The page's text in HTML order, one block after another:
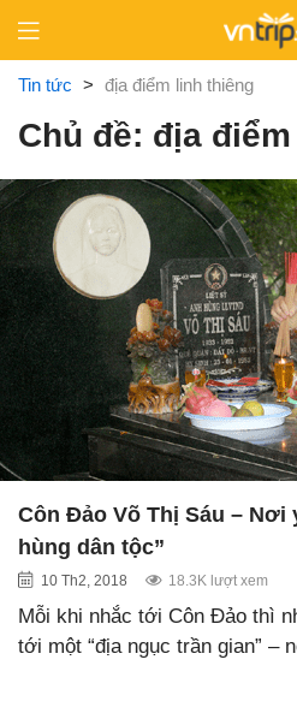
content
Tin tức > địa điểm linh thiêng
Chủ đề: địa
Côn Đảo Võ Thị Sáu – Nơi
hùng dân tộc”
10 Th2, 2018 18.3K lượt xem
Mỗi khi nhắc tới Côn Đảo thì
tới một “địa ngục trần gian” –